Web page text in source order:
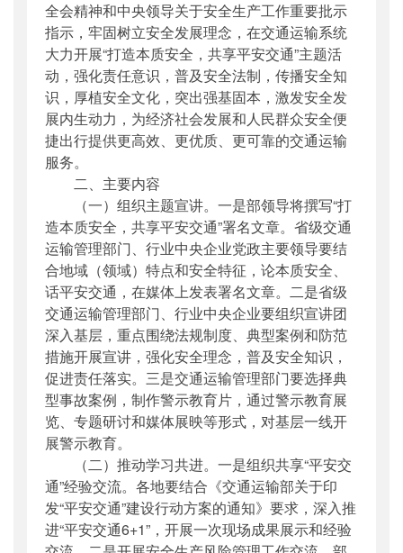
全会精神和中央领导关于安全生产工作重要批示
指示，牢固树立安全发展理念，在交通运输系统
大力开展“打造本质安全，共享平安交通”主题活
动，强化责任意识，普及安全法制，传播安全知
识，厚植安全文化，突出强基固本，激发安全发
展内生动力，为经济社会发展和人民群众安全便
捷出行提供更高效、更优质、更可靠的交通运输
服务。
二、主要内容
（一）组织主题宣讲。一是部领导将撰写“打
造本质安全，共享平安交通”署名文章。省级交通
运输管理部门、行业中央企业党政主要领导要结
合地域（领域）特点和安全特征，论本质安全、
话平安交通，在媒体上发表署名文章。二是省级
交通运输管理部门、行业中央企业要组织宣讲团
深入基层，重点围绕法规制度、典型案例和防范
措施开展宣讲，强化安全理念，普及安全知识，
促进责任落实。三是交通运输管理部门要选择典
型事故案例，制作警示教育片，通过警示教育展
览、专题研讨和媒体展映等形式，对基层一线开
展警示教育。
（二）推动学习共进。一是组织共享“平安交
通”经验交流。各地要结合《交通运输部关于印
发“平安交通”建设行动方案的通知》要求，深入推
进“平安交通6+1”，开展一次现场成果展示和经验